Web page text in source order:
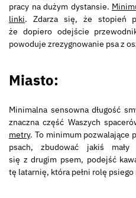
pracy na dużym dystansie.
linki. Zdarza się, że stopień
że dopiero odejście
powoduje zrezygnowanie psa z
Miasto:
Minimalna sensowna długość
znaczna część Waszych
metry. To minimum pozwalające
psach, zbudować jakiś
się z drugim psem, podejść
tę latarnię, która pełni rolę psiego